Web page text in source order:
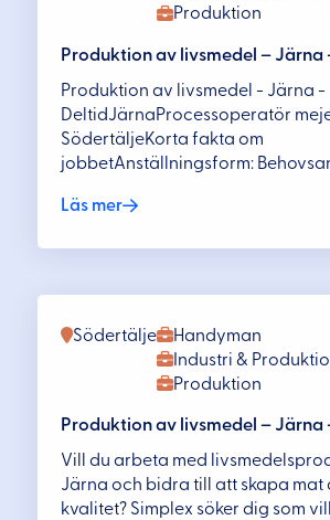
Produktion
Produktion av livsmedel – Järna
Produktion av livsmedel - Järna -
DeltidJärnaProcessoperatör
SödertäljeKorta fakta om
jobbetAnställningsform:
Läs mer
Handyman
Industri &
Produktion
Södertälje
Produktion av livsmedel – Järna
Vill du arbeta med
Järna och bidra till att skapa mat
kvalitet? Simplex söker dig som